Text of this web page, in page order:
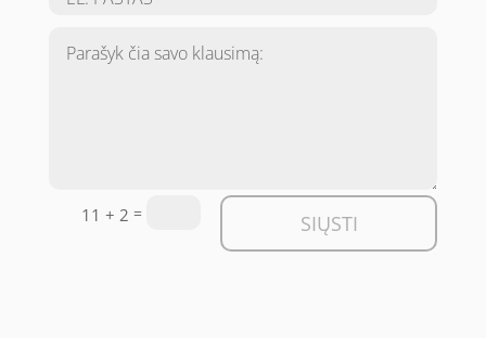
11 + 2 = SIŲSTI